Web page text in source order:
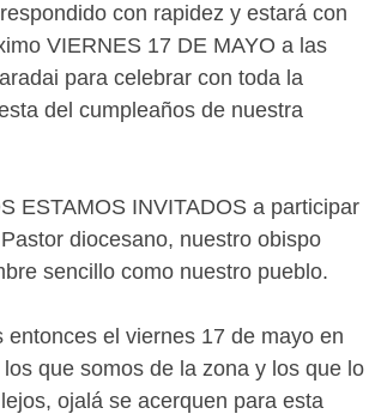
con rapidez y estará con
VIERNES 17 DE MAYO a las
para celebrar con toda la
del cumpleaños de nuestra
ESTAMOS INVITADOS a participar
diocesano, nuestro obispo
sencillo como nuestro pueblo.
entonces el viernes 17 de mayo en
que somos de la zona y los que lo
ojalá se acerquen para esta